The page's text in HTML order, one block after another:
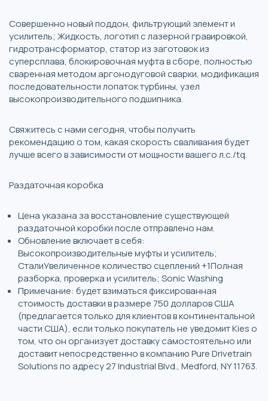
Совершенно новый поддон, фильтрующий элемент и
усилитель; Жидкость, логотип с лазерной гравировкой,
гидротрансформатор, статор из заготовок из
суперсплава, блокировочная муфта в сборе, полностью
сваренная методом аргонодуговой сварки, модификация
последовательности лопаток турбины, узел
высокопроизводительного подшипника.
Свяжитесь с нами сегодня, чтобы получить
рекомендацию о том, какая скорость сваливания будет
лучше всего в зависимости от мощности вашего л.с./tq.
Раздаточная коробка
Цена указана за восстановление существующей
раздаточной коробки после отправлено нам.
Обновление включает в себя:
Высокопроизводительные муфты и усилитель;
СталиУвеличенное количество сцеплений +1Полная
разборка, проверка и усилитель; Sonic Washing
Примечание: будет взиматься фиксированная
стоимость доставки в размере 750 долларов США
(предлагается только для клиентов в континентальной
части США), если только покупатель не уведомит Kies о
том, что он организует доставку самостоятельно или
доставит непосредственно в компанию Pure Drivetrain
Solutions по адресу 27 Industrial Blvd., Medford, NY 11763.